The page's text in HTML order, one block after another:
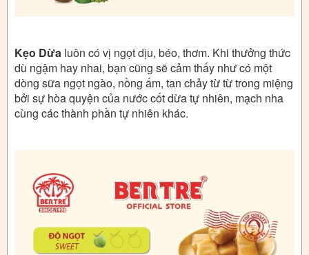
Kẹo Dừa luôn có vị ngọt dịu, béo, thơm. Khi thưởng thức
dù ngậm hay nhai, bạn cũng sẽ cảm thấy như có một
dòng sữa ngọt ngào, nồng ấm, tan chảy từ từ trong miệng
bởi sự hòa quyện của nước cốt dừa tự nhiên, mạch nha
cùng các thành phần tự nhiên khác.